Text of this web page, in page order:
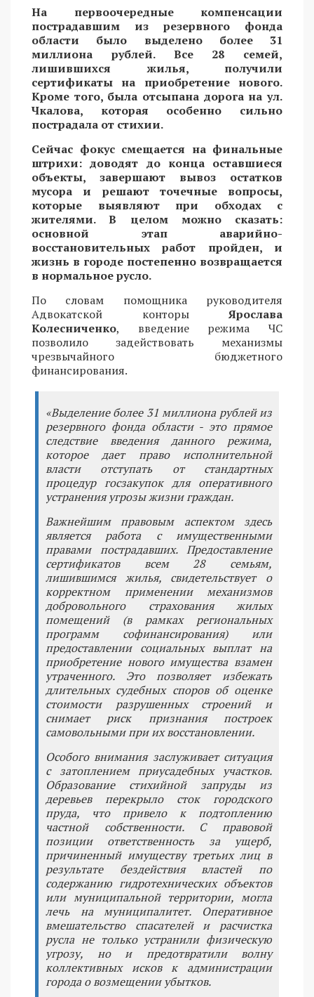
На первоочередные компенсации
пострадавшим из резервного фонда
области было выделено более 31
миллиона рублей. Все 28 семей,
лишившихся жилья, получили
сертификаты на приобретение нового.
Кроме того, была отсыпана дорога на ул.
Чкалова, которая особенно сильно
пострадала от стихии.
Сейчас фокус смещается на финальные
штрихи: доводят до конца оставшиеся
объекты, завершают вывоз остатков
мусора и решают точечные вопросы,
которые выявляют при обходах с
жителями. В целом можно сказать:
основной этап аварийно-
восстановительных работ пройден, и
жизнь в городе постепенно возвращается
в нормальное русло.
По словам помощника руководителя
Адвокатской конторыЯрослава
Колесниченко, введение режима ЧС
позволило задействовать механизмы
чрезвычайного бюджетного
финансирования.
«Выделение более 31 миллиона рублей из
резервного фонда области - это прямое
следствие введения данного режима,
которое дает право исполнительной
власти отступать от стандартных
процедур госзакупок для оперативного
устранения угрозы жизни граждан.
Важнейшим правовым аспектом здесь
является работа с имущественными
правами пострадавших. Предоставление
сертификатов всем 28 семьям,
лишившимся жилья, свидетельствует о
корректном применении механизмов
добровольного страхования жилых
помещений (в рамках региональных
программ софинансирования) или
предоставлении социальных выплат на
приобретение нового имущества взамен
утраченного. Это позволяет избежать
длительных судебных споров об оценке
стоимости разрушенных строений и
снимает риск признания построек
самовольными при их восстановлении.
Особого внимания заслуживает ситуация
с затоплением приусадебных участков.
Образование стихийной запруды из
деревьев перекрыло сток городского
пруда, что привело к подтоплению
частной собственности. С правовой
позиции ответственность за ущерб,
причиненный имуществу третьих лиц в
результате бездействия властей по
содержанию гидротехнических объектов
или муниципальной территории, могла
лечь на муниципалитет. Оперативное
вмешательство спасателей и расчистка
русла не только устранили физическую
угрозу, но и предотвратили волну
коллективных исков к администрации
города о возмещении убытков.